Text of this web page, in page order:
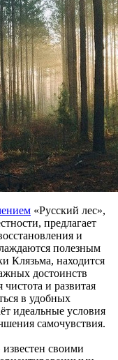
«Русский лес»,
предлагает
и
полезным
Клязьма, находится
достоинств
чистота и развитая
в удобных
идеальные условия
самочувствия.
своими